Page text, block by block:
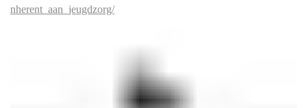
nherent_aan_jeugdzorg/